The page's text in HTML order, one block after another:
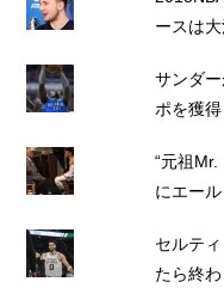
ースは
サンダ
ポを獲得
“元祖Mr.
にエー
セルテ
たら終